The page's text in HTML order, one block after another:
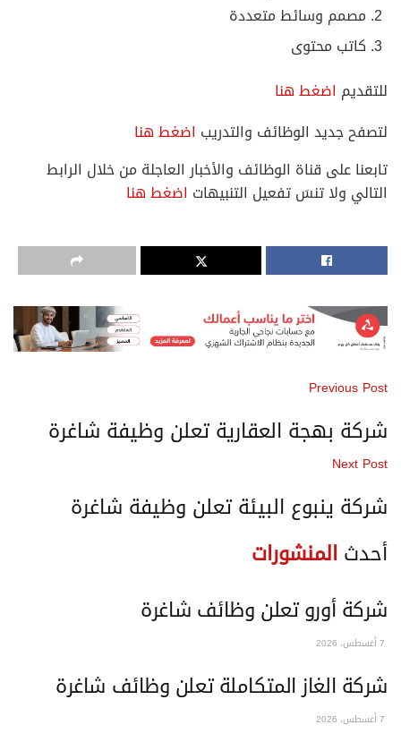
مصمم وسائط متعددة
كاتب محتوى
اضغط هنا
جديد الوظائف والتدريباضغط هنا
على قناة الوظائف والأخبار العاجلة من خلال الرابط
ولا تنسَ تفعيل التنبيهاتاضغط هنا
Previous
بهجة العقارية تعلن وظيفة شاغرة
Next
ينبوع البيئة تعلن وظيفة شاغرة
المنشورات
أورو تعلن وظائف شاغرة
الغاز المتكاملة تعلن وظائف شاغرة